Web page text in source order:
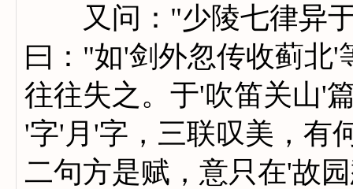
又问："少陵七律异于
曰："如'剑外忽传收蓟北'
往往失之。于'吹笛关山'
'字'月'字，三联叹美，有
二句方是赋，意只在'故